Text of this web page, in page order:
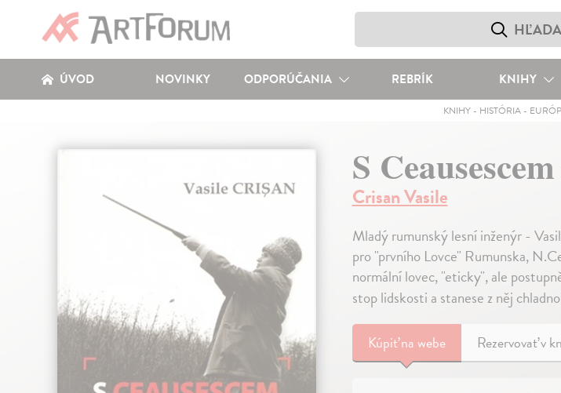
ÚVOD NOVINKY ODPORÚČANIA REBRÍK KNIHY
KNIHY- HISTÓRIA-
S
Crisan Vasile
Mladý rumunský lesní inženýr -
pro "prvního Lovce" Rumunska,
normální lovec, "eticky", ale
stop lidskosti a stanese z něj
Kúpiťna webe Rezervovať v